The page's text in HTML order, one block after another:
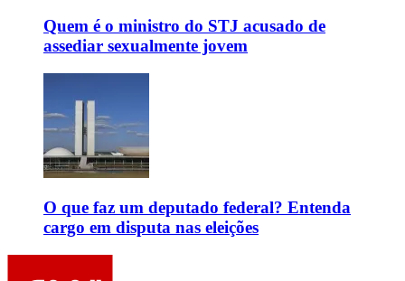
Quem é o ministro do STJ acusado de
assediar sexualmente jovem
O que faz um deputado federal? Entenda
cargo em disputa nas eleições